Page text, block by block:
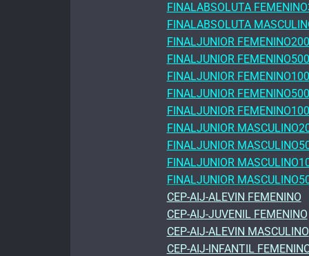
FINALABSOLUTA
FINALABSOLUTA
FINALJUNIOR
FINALJUNIOR
FINALJUNIOR
FINALJUNIOR
FINALJUNIOR
FINALJUNIOR
FINALJUNIOR
FINALJUNIOR
FINALJUNIOR
CEP-AIJ-ALEVIN FEMENINO
CEP-AIJ-JUVENIL FEMENINO
CEP-AIJ-ALEVIN MASCULINO
CEP-AIJ-INFANTIL